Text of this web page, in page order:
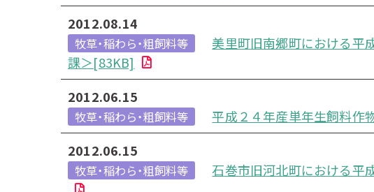
2012.08.14
牧草・稲わら・粗飼料等
美里町旧南郷町における平
課＞[83KB]
2012.06.15
牧草・稲わら・粗飼料等
平成２４年産単年生飼料作
2012.06.15
牧草・稲わら・粗飼料等 石巻市旧河北町における平